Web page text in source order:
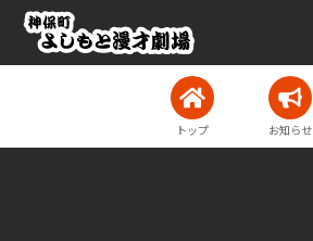
トップ お知らせ